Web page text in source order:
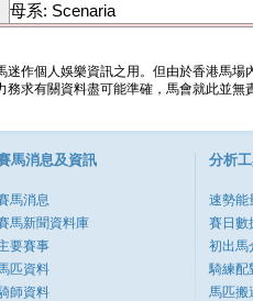
母系: Scenaria
迷作個人娛樂資訊之用。但由於香港馬
求有關資料盡可能準確，馬會就此並
馬消息及資訊
馬消息
馬新聞資料庫
要賽事
匹資料
師資料
分析
速勢能
賽日數
初出馬
騎練配
馬匹搬